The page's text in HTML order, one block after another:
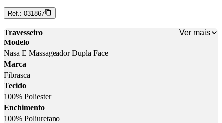
Ref.: 031867
Travesseiro
Ver mais
Modelo
Nasa E Massageador Dupla Face
Marca
Fibrasca
Tecido
100% Poliester
Enchimento
100% Poliuretano